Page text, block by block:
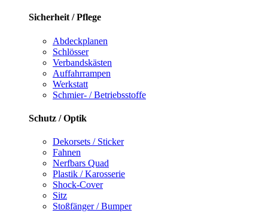
Sicherheit / Pflege
Abdeckplanen
Schlösser
Verbandskästen
Auffahrrampen
Werkstatt
Schmier- / Betriebsstoffe
Schutz / Optik
Dekorsets / Sticker
Fahnen
Nerfbars Quad
Plastik / Karosserie
Shock-Cover
Sitz
Stoßfänger / Bumper